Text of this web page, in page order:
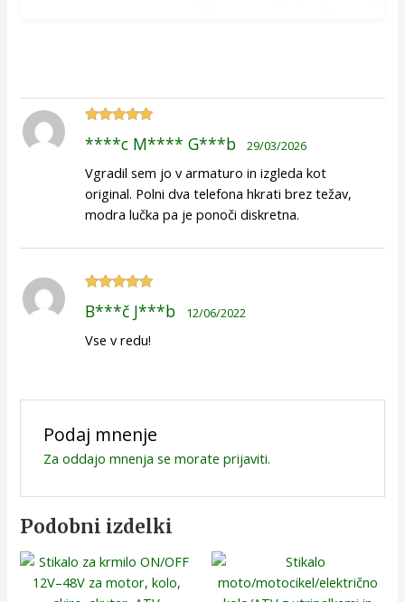
od 5
****c M**** G***b 29/03/2026
Vgradil sem jo v armaturo in izgleda kot
original. Polni dva telefona hkrati brez težav,
modra lučka pa je ponoči diskretna.
od 5
B***č J***b 12/06/2022
Vse v redu!
Podaj mnenje
Za oddajo mnenja se morate prijaviti.
Podobni izdelki